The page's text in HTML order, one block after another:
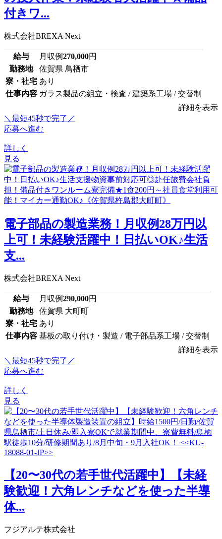
付きワ...
株式会社BREXA Next
給与 月収例270,000円
勤務地
佐賀県 鳥栖市
寮・社宅 あり
仕事内容 ガラス製品の組立・検査 / 建築系工場 / 交替制
詳細を表示
＼最短45秒で完了／
応募へ進む
詳しく
見る
電子部品の製造業務！月収例28万円以
上可！未経験活躍中！日払いOK♪生活
支...
株式会社BREXA Next
給与 月収例290,000円
勤務地
佐賀県 大町町
寮・社宅 あり
仕事内容 基板の取り付け・製造 / 電子部品系工場 / 交替制
詳細を表示
＼最短45秒で完了／
応募へ進む
詳しく
見る
【20〜30代の若手世代活躍中】【未経
験歓迎！六角レンチなどを使った半導
体...
フジアルテ株式会社